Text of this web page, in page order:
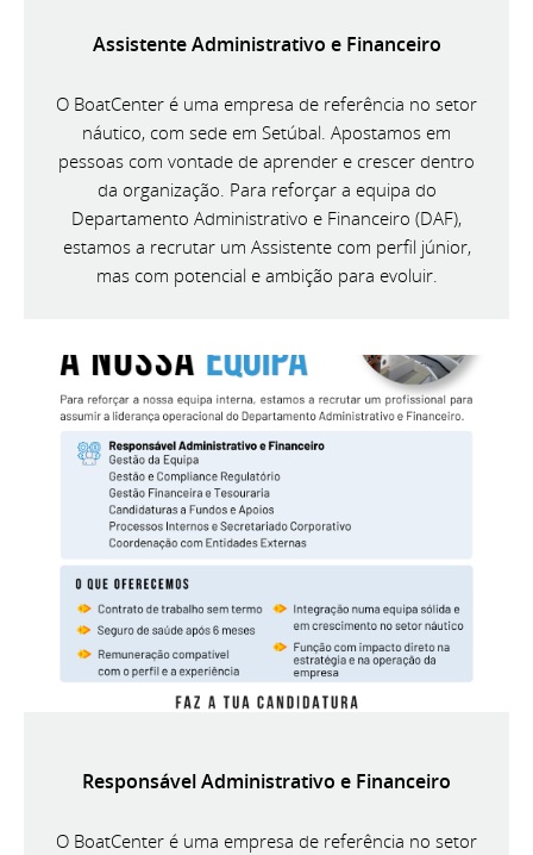
Assistente Administrativo e Financeiro
O BoatCenter é uma empresa de referência no setor
náutico, com sede em Setúbal. Apostamos em
pessoas com vontade de aprender e crescer dentro
da organização. Para reforçar a equipa do
Departamento Administrativo e Financeiro (DAF),
estamos a recrutar um Assistente com perfil júnior,
mas com potencial e ambição para evoluir.
Responsável Administrativo e Financeiro
O BoatCenter é uma empresa de referência no setor